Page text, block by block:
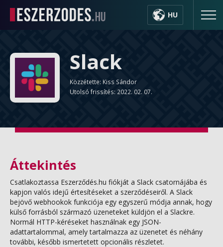
HU
Slack
Közzétette: Kiss Sándor
Utolsó frissítés: 2022. 02. 07.
Áttekintés
Csatlakoztassa Eszerződés.hu fiókját a Slack csatornájába és
kapjon valós idejű értesítéseket a szerződéseiről. A Slack
bejövő webhookok funkciója egy egyszerű módja annak, hogy
külső forrásból származó üzeneteket küldjön el a Slackre.
Normál HTTP-kéréseket használnak egy JSON-
adattartalommal, amely tartalmazza az üzenetet és néhány
további, később ismertetett opcionális részletet.